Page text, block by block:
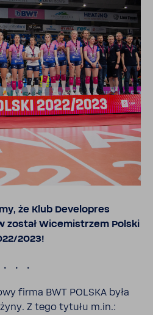
że Klub Deve­lo­pres
został Wice­mi­strzem Polski
2023!
.
firma BWT POLSKA była
Z tego tytułu m.in.: